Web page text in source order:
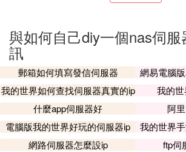
伺服器默認密碼是123456，因為默
是admin，所以需要設置一個密碼，
輸入步驟，
默認密碼123456代表密碼為123456
的第一個字母加j，
然後點擊右上角的伺服器，
配置->啟用->啟用->不啟用->啟用密
注意：
與如何自己diy一個nas伺
訊
郵箱如何填寫發信伺服器
網易電腦
我的世界如何查找伺服器真實的ip
我的
什麼app伺服器好
阿
電腦版我的世界好玩的伺服器ip
我的世界
網路伺服器怎麼設ip ftp伺